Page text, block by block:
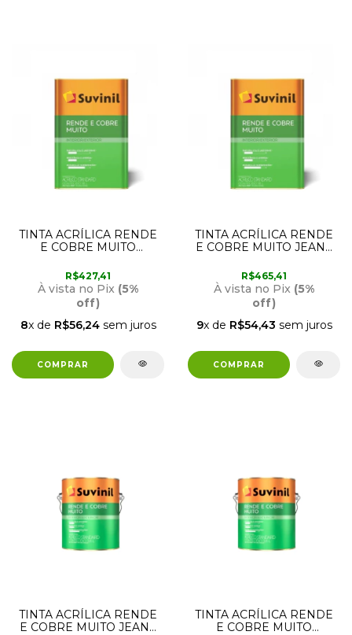
TINTA ACRÍLICA RENDE
E COBRE MUITO
SUVINIL
R$427,41
À vista no Pix (5%
off)
8x de R$56,24sem juros
TINTA ACRÍLICA RENDE
E COBRE MUITO JEANS
SUVINIL
R$465,41
À vista no Pix (5%
off)
9x de R$54,43 sem juros
TINTA ACRÍLICA RENDE
E COBRE MUITO JEANS
TINTA ACRÍLICA RENDE
E COBRE MUITO